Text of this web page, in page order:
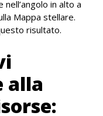
in alto a
Mappa stellare.
risultato.
alla